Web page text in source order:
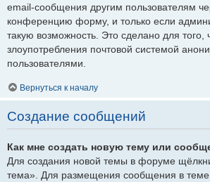
email-сообщения другим пользователям
конференцию форму, и только если
такую возможность. Это сделано для того,
злоупотребления почтовой системой
пользователями.
Вернуться к началу
Создание сообщений
Как мне создать новую тему или
Для создания новой темы в форуме
тема». Для размещения сообщения в теме